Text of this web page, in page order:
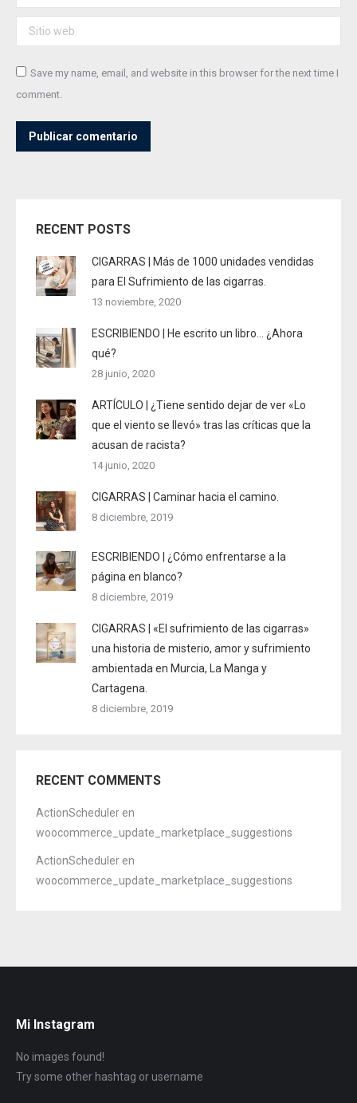
Sitio web
Save my name, email, and website in this browser for the next time I
comment.
Publicar comentario
RECENT POSTS
CIGARRAS | Más de 1000 unidades vendidas
para El Sufrimiento de las cigarras.
13 noviembre, 2020
ESCRIBIENDO | He escrito un libro… ¿Ahora
qué?
28 junio, 2020
ARTÍCULO | ¿Tiene sentido dejar de ver «Lo
que el viento se llevó» tras las críticas que la
acusan de racista?
14 junio, 2020
CIGARRAS | Caminar hacia el camino.
8 diciembre, 2019
ESCRIBIENDO | ¿Cómo enfrentarse a la
página en blanco?
8 diciembre, 2019
CIGARRAS | «El sufrimiento de las cigarras»
una historia de misterio, amor y sufrimiento
ambientada en Murcia, La Manga y
Cartagena.
8 diciembre, 2019
RECENT COMMENTS
ActionScheduler en
woocommerce_update_marketplace_suggestions
ActionScheduler en
woocommerce_update_marketplace_suggestions
Mi Instagram
No images found!
Try some other hashtag or username